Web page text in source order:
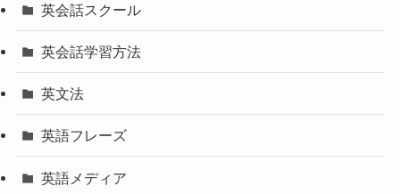
英会話スクール
英会話学習方法
英文法
英語フレーズ
英語メディア